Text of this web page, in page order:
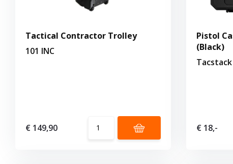
Tactical Contractor Trolley
101 INC
€ 149,90
Pistol
(Black)
Tacstack
€ 18,-